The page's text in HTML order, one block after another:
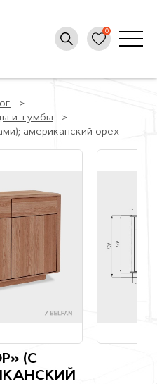
и тумбы
американский орех
(С